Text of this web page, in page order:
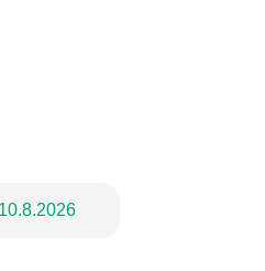
10.8.2026